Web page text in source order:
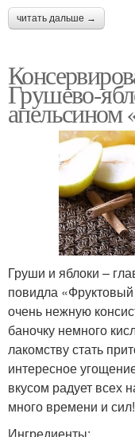
читать дальше →
Грушево-
Груши и яблоки –
повидла
очень нежную
баночку немного
лакомству стать
интересное
вкусом радует всех
много времени и сил!